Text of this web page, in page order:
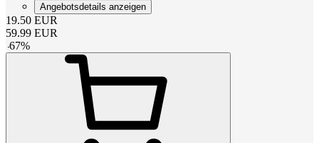
Angebotsdetails anzeigen
19.50 EUR
59.99 EUR
-67%